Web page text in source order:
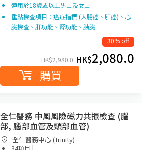
適用於18歲或以上男士及女士
重點檢查項目：癌症指標 (大腸癌、肝癌)、心
臟檢查、肝功能、腎功能、胰臟
30% off
HK$2,980.0 HK$2,080.0
購買
全仁醫務 中風風險磁力共振檢查 (腦
部, 腦部血管及頸部血管)
全仁醫務中心 (Trinity)
34項目 |